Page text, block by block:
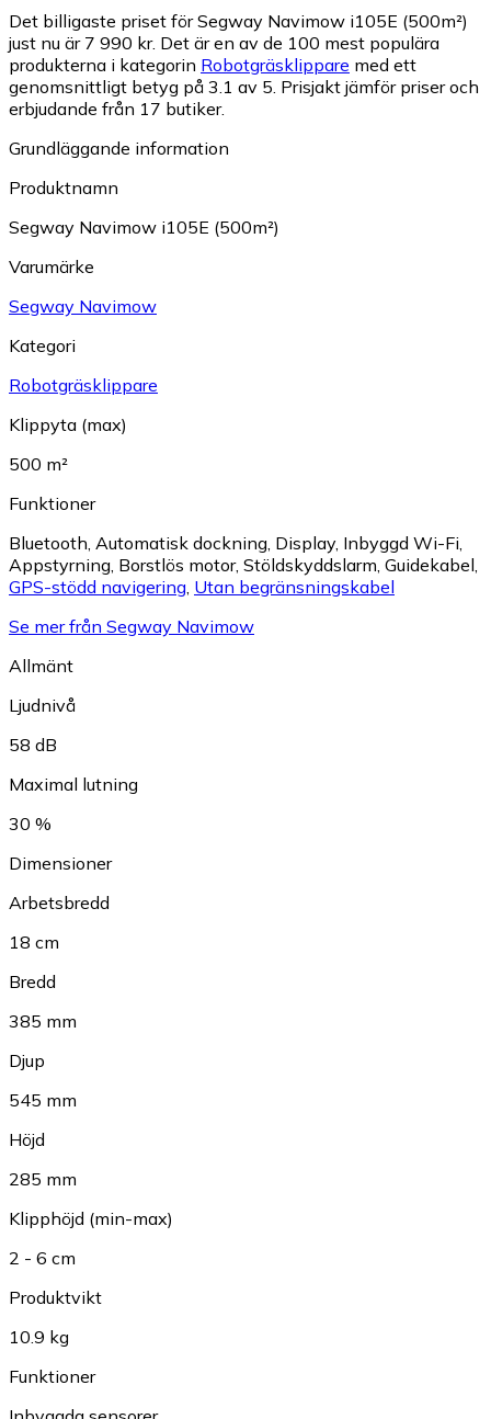
Det billigaste priset för Segway Navimow i105E (500m²)
just nu är 7 990 kr. Det är en av de 100 mest populära
produkterna i kategorin Robotgräsklippare med ett
genomsnittligt betyg på 3.1 av 5. Prisjakt jämför priser och
erbjudande från 17 butiker.
Grundläggande information
Produktnamn
Segway Navimow i105E (500m²)
Varumärke
Segway Navimow
Kategori
Robotgräsklippare
Klippyta (max)
500 m²
Funktioner
Bluetooth Automatisk dockning Display, Inbyggd Wi-Fi
Appstyrning Borstlös motor, Stöldskyddslarm Guidekabel
GPS-stödd navigering Utan begränsningskabel
Se mer från Segway Navimow
Allmänt
Ljudnivå
58 dB
Maximal lutning
30 %
Dimensioner
Arbetsbredd
18 cm
Bredd
385 mm
Djup
545 mm
Höjd
285 mm
Klipphöjd (min-max)
2 - 6 cm
Produktvikt
10.9 kg
Funktioner